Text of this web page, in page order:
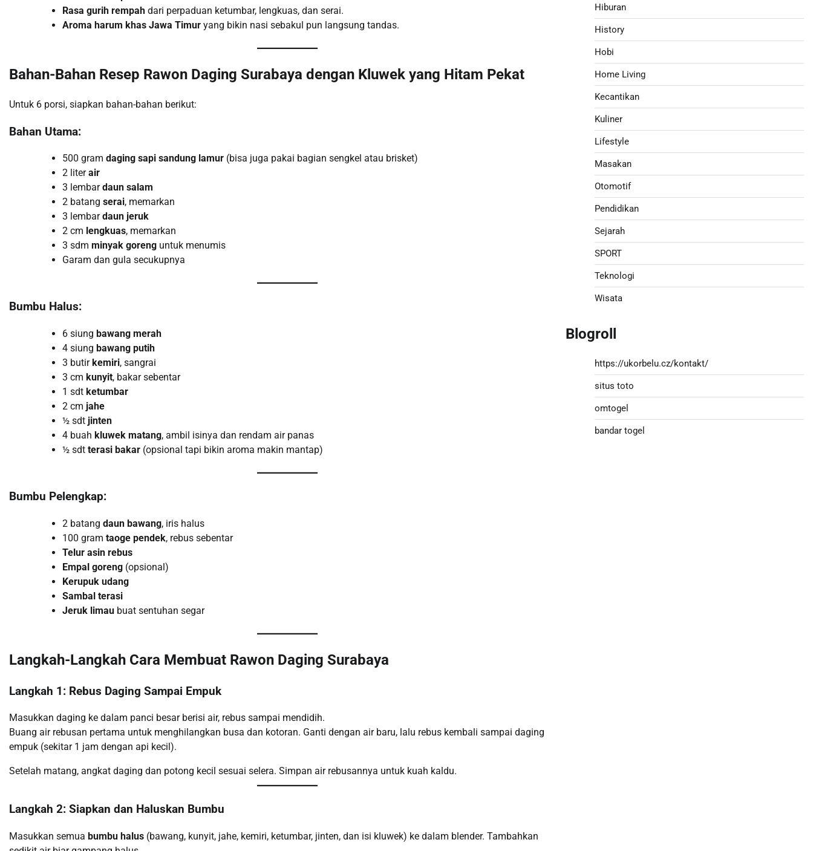
Rasa gurih rempah dari perpaduan ketumbar, lengkuas, dan serai.
Aroma harum khas Jawa Timur yang bikin nasi sebakul pun langsung tandas.
Bahan-Bahan Resep Rawon Daging Surabaya dengan Kluwek yang Hitam Pekat
Untuk 6 porsi, siapkan bahan-bahan berikut:
Bahan Utama:
500 gram daging sapi sandung lamur (bisa juga pakai bagian sengkel atau brisket)
2 literair
3 lembardaun salam
2 batang serai, memarkan
3 lembardaun jeruk
2 cm lengkuas, memarkan
3 sdm minyak goreng untuk menumis
Garam dan gula secukupnya
Bumbu Halus:
6 siung bawang merah
4 siung bawang putih
3 butirkemiri, sangrai
3 cm kunyit, bakar sebentar
1 sdt ketumbar
2 cm jahe
½ sdt jinten
4 buah kluwek matang, ambil isinya dan rendam air panas
½ sdt terasi bakar (opsional tapi bikin aroma makin mantap)
Bumbu Pelengkap:
2 batang daun bawang, iris halus
100 gram taoge pendek, rebus sebentar
Telur asin rebus
Empal goreng (opsional)
Kerupuk udang
Sambal terasi
Jeruk limau buat sentuhan segar
Langkah-Langkah Cara Membuat Rawon Daging Surabaya
Langkah 1: Rebus Daging Sampai Empuk
Masukkan daging ke dalam panci besar berisi air, rebus sampai mendidih.
Buang air rebusan pertama untuk menghilangkan busa dan kotoran. Ganti dengan air baru, lalu rebus kembali sampai daging
empuk (sekitar 1 jam dengan api kecil).
Setelah matang, angkat daging dan potong kecil sesuai selera. Simpan air rebusannya untuk kuah kaldu.
Langkah 2: Siapkan dan Haluskan Bumbu
Masukkan semua bumbu halus (bawang, kunyit, jahe, kemiri, ketumbar, jinten, dan isi kluwek) ke dalam blender. Tambahkan
Hiburan
History
Hobi
Home Living
Kecantikan
Kuliner
Lifestyle
Masakan
Otomotif
Pendidikan
Sejarah
SPORT
Teknologi
Wisata
Blogroll
https://ukorbelu.cz/kontakt/
situs toto
omtogel
bandar togel